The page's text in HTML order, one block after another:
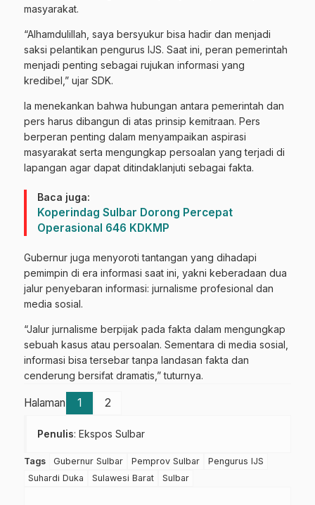
masyarakat.
“Alhamdulillah, saya bersyukur bisa hadir dan menjadi
saksi pelantikan pengurus IJS. Saat ini, peran pemerintah
menjadi penting sebagai rujukan informasi yang
kredibel,” ujar SDK.
Ia menekankan bahwa hubungan antara pemerintah dan
pers harus dibangun di atas prinsip kemitraan. Pers
berperan penting dalam menyampaikan aspirasi
masyarakat serta mengungkap persoalan yang terjadi di
lapangan agar dapat ditindaklanjuti sebagai fakta.
Baca juga:
Koperindag Sulbar Dorong Percepat
Operasional 646 KDKMP
Gubernur juga menyoroti tantangan yang dihadapi
pemimpin di era informasi saat ini, yakni keberadaan dua
jalur penyebaran informasi: jurnalisme profesional dan
media sosial.
“Jalur jurnalisme berpijak pada fakta dalam mengungkap
sebuah kasus atau persoalan. Sementara di media sosial,
informasi bisa tersebar tanpa landasan fakta dan
cenderung bersifat dramatis,” tuturnya.
Halaman 1 2
Penulis: Ekspos Sulbar
Tags Gubernur Sulbar Pemprov Sulbar
Pengurus IJS
Suhardi Duka
Sulawesi Barat Sulbar